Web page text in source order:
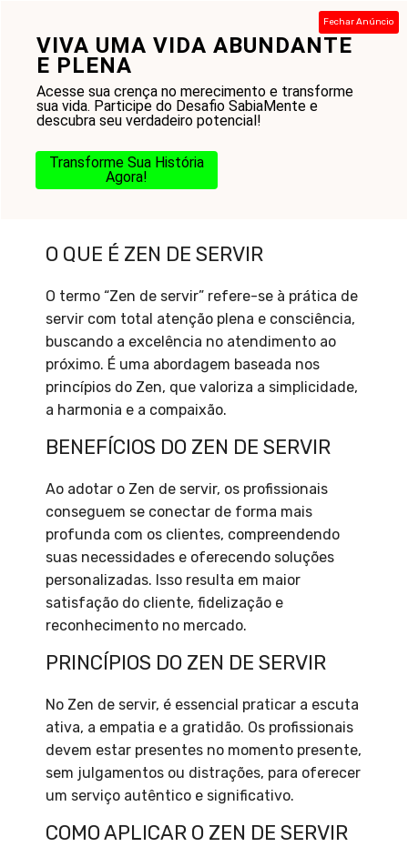
VIVA UMA VIDA ABUNDANTE
E PLENA
Acesse sua crença no merecimento e transforme
sua vida. Participe do Desafio SabiaMente e
descubra seu verdadeiro potencial!
Transforme Sua História
Agora!
Fechar Anúncio
conteúdo
O que é Zen de servir
O QUE É ZEN DE SERVIR
O termo “Zen de servir” refere-se à prática de
servir com total atenção plena e consciência,
buscando a excelência no atendimento ao
próximo. É uma abordagem baseada nos
princípios do Zen, que valoriza a simplicidade,
a harmonia e a compaixão.
BENEFÍCIOS DO ZEN DE SERVIR
Ao adotar o Zen de servir, os profissionais
conseguem se conectar de forma mais
profunda com os clientes, compreendendo
suas necessidades e oferecendo soluções
personalizadas. Isso resulta em maior
satisfação do cliente, fidelização e
reconhecimento no mercado.
PRINCÍPIOS DO ZEN DE SERVIR
No Zen de servir, é essencial praticar a escuta
ativa, a empatia e a gratidão. Os profissionais
devem estar presentes no momento presente,
sem julgamentos ou distrações, para oferecer
um serviço autêntico e significativo.
COMO APLICAR O ZEN DE SERVIR